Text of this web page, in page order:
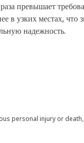
превышает
в узких местах,
надежность.
personal injury or